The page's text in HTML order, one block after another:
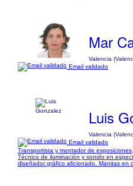
Mar
Valencia
Email validado
Luis
Valencia
Email validado
Transportista y montador de
Técnico de iluminación y sonido en
diseñador gráfico aficionado. Manitas en